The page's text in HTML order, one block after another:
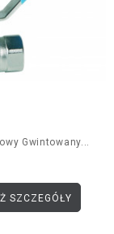
Gwintowany...
SZCZEGÓŁY